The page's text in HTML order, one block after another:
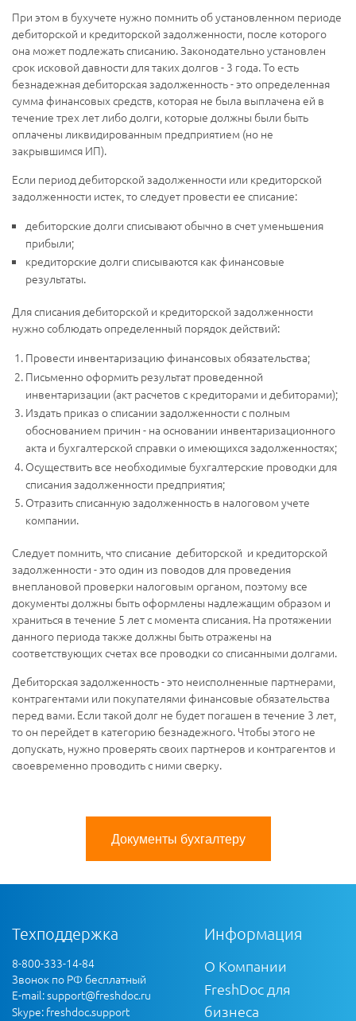
При этом в бухучете нужно помнить об установленном периоде
дебиторской и кредиторской задолженности, после которого
она может подлежать списанию. Законодательно установлен
срок исковой давности для таких долгов - 3 года. То есть
безнадежная дебиторская задолженность - это определенная
сумма финансовых средств, которая не была выплачена ей в
течение трех лет либо долги, которые должны были быть
оплачены ликвидированным предприятием (но не
закрывшимся ИП).
Если период дебиторской задолженности или кредиторской
задолженности истек, то следует провести ее списание:
дебиторские долги списывают обычно в счет уменьшения
прибыли;
кредиторские долги списываются как финансовые
результаты.
Для списания дебиторской и кредиторской задолженности
нужно соблюдать определенный порядок действий:
Провести инвентаризацию финансовых обязательства;
Письменно оформить результат проведенной
инвентаризации (акт расчетов с кредиторами и дебиторами);
Издать приказ о списании задолженности с полным
обоснованием причин - на основании инвентаризационного
акта и бухгалтерской справки о имеющихся задолженностях;
Осуществить все необходимые бухгалтерские проводки для
списания задолженности предприятия;
Отразить списанную задолженность в налоговом учете
компании.
Следует помнить, что списание дебиторской и кредиторской
задолженности - это один из поводов для проведения
внеплановой проверки налоговым органом, поэтому все
документы должны быть оформлены надлежащим образом и
храниться в течение 5 лет с момента списания. На протяжении
данного периода также должны быть отражены на
соответствующих счетах все проводки со списанными долгами.
Дебиторская задолженность - это неисполненные партнерами,
контрагентами или покупателями финансовые обязательства
перед вами. Если такой долг не будет погашен в течение 3 лет,
то он перейдет в категорию безнадежного. Чтобы этого не
допускать, нужно проверять своих партнеров и контрагентов и
своевременно проводить с ними сверку.
Документы бухгалтеру
Техподдержка
8-800-333-14-84
Звонок по РФ бесплатный
E-mail:support@freshdoc.ru
Skype: freshdoc.support
Информация
О Компании
FreshDoc для
бизнеса